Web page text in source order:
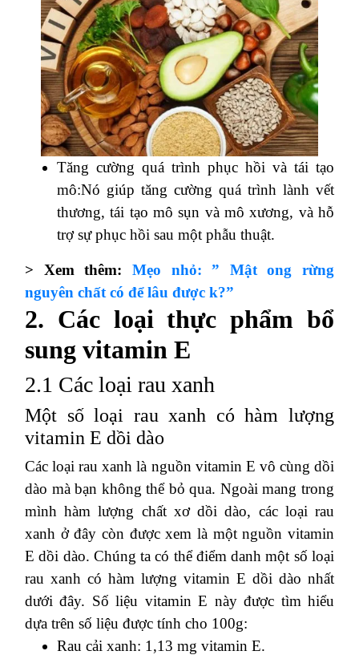
Tăng cường quá trình phục hồi và tái tạo
mô:Nó giúp tăng cường quá trình lành vết
thương, tái tạo mô sụn và mô xương, và hỗ
trợ sự phục hồi sau một phẫu thuật.
> Xem thêm: Mẹo nhỏ: ” Mật ong rừng
nguyên chất có để lâu được k?”
2. Các loại thực phẩm bổ
sung vitamin E
2.1 Các loại rau xanh
Một số loại rau xanh có hàm lượng
vitamin E dồi dào
Các loại rau xanh là nguồn vitamin E vô cùng dồi
dào mà bạn không thể bỏ qua. Ngoài mang trong
mình hàm lượng chất xơ dồi dào, các loại rau
xanh ở đây còn được xem là một nguồn vitamin
E dồi dào. Chúng ta có thể điểm danh một số loại
rau xanh có hàm lượng vitamin E dồi dào nhất
dưới đây. Số liệu vitamin E này được tìm hiểu
dựa trên số liệu được tính cho 100g:
Rau cải xanh: 1,13 mg vitamin E.